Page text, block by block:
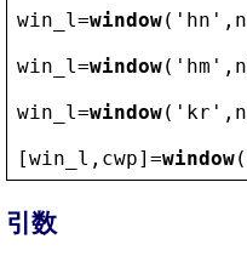
win_l =window( ' hn ' , n
win_l =window( ' hm ' , n
win_l =window( ' kr ' , n
[win_l , cwp]=window(
引数